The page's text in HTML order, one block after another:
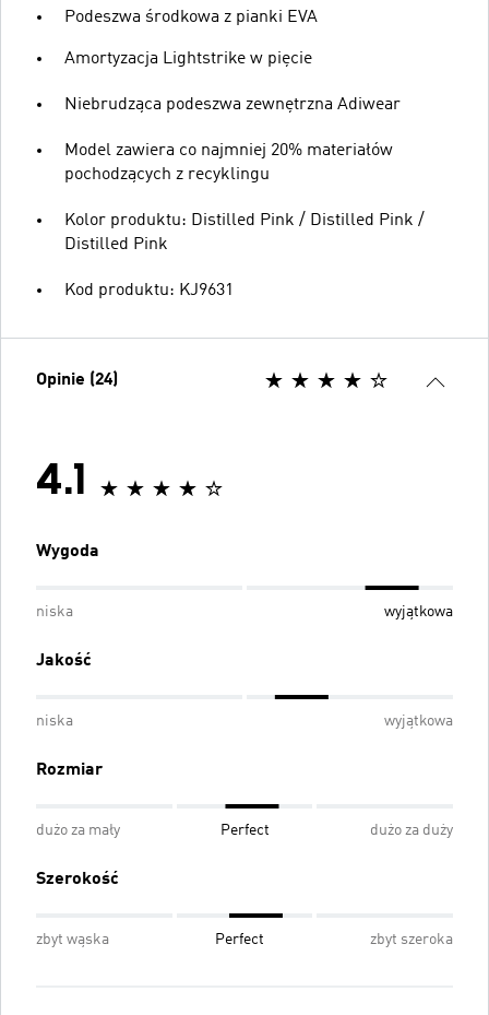
Podeszwa środkowa z pianki EVA
Amortyzacja Lightstrike w pięcie
Niebrudząca podeszwa zewnętrzna Adiwear
Model zawiera co najmniej 20% materiałów
pochodzących z recyklingu
Kolor produktu: Distilled Pink / Distilled Pink /
Distilled Pink
Kod produktu: KJ9631
Opinie (24)
4.1
Wygoda
niska wyjątkowa
Jakość
niska wyjątkowa
Rozmiar
dużo za mały Perfect dużo za duży
Szerokość
zbyt wąska Perfect zbyt szeroka